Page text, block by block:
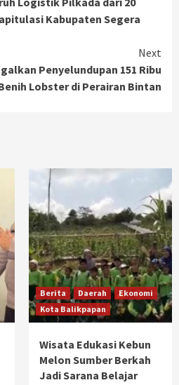
Kabupaten Segera
Next
Penyelundupan 151 Ribu
Lobster di Perairan Bintan
Berita Daerah
Ekonomi
Kota Balikpapan
Wisata Edukasi Kebun
Melon Sumber Berkah
Jadi Sarana Belajar